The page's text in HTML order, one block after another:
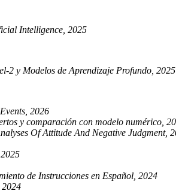
Intelligence, 2025
2 y Modelos de Aprendizaje Profundo, 2025
2026
y comparación con modelo numérico,
Of Attitude And Negative Judgment,
de Instrucciones en Español, 2024
2024